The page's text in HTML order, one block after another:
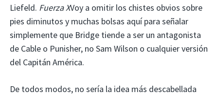
Liefeld. Fuerza XVoy a omitir los chistes obvios sobre
pies diminutos y muchas bolsas aquí para señalar
simplemente que Bridge tiende a ser un antagonista
de Cable o Punisher, no Sam Wilson o cualquier versión
del Capitán América.
De todos modos, no sería la idea más descabellada